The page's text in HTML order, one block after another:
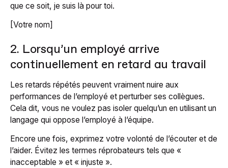
que ce soit, je suis là pour toi.
[Votre nom]
2. Lorsqu’un employé arrive
continuellement en retard au travail
Les retards répétés peuvent vraiment nuire aux
performances de l’employé et perturber ses collègues.
Cela dit, vous ne voulez pas isoler quelqu’un en utilisant un
langage qui oppose l’employé à l’équipe.
Encore une fois, exprimez votre volonté de l’écouter et de
l’aider. Évitez les termes réprobateurs tels que «
inacceptable » et « injuste ».